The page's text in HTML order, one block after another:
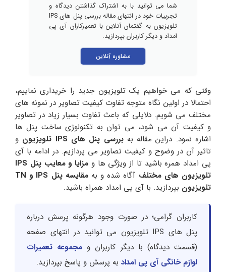
شما می توانید با به اشتراک گذاشتن دیدگاه و
تجربیات خود در انتهای مقاله بررسی پنل های IPS
تلویزیون به گفتمان آنلاین با تعمیرکاران آی پی
امداد و دیگر کاربران بپردازید.
مشاوره آنلاین
وقتی که می خواهیم یک تلویزیون جدید را خریداری نماییم،
احتمالا در اولین نگاه متوجه تفاوت کیفیت تصاویر در نمونه های
مختلف می شویم. دلایلی که باعث تفاوت بسیار زیاد در تصاویر
و کیفیت آن می شود، می توان به تکنولوژی ساخت پنل ها
اشاره نمود. دراین مقاله بهبررسی پنل های IPS تلویزیون
و
تاثیر آن در وضوح و کیفیت تصاویر می پردازیم. در ادامه با آی
پی امداد همره باشید تا از ویژگی ها و
مزایا و معایب پنل IPS
تلویزیون های مختلف آگاه شده و به
مقایسه پنل IPS و TN
تلویزیون بپردازید. با آی پی امداد همراه باشید.
کاربران گرامی؛ در صورت وجود هرگونه پرسش درباره
پنل های IPS تلویزیون می توانید در انتهای صفحه
(قسمت دیدگاه) با دیگر کاربران و مجموعه تعمیرات
لوازم خانگی آی پی امداد به پرسش و پاسخ بپردازید.